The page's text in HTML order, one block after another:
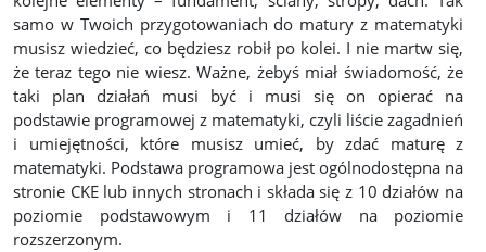
samo w Twoich przygotowaniach do matury z matematyki
musisz wiedzieć, co będziesz robił po kolei. I nie martw się,
że teraz tego nie wiesz. Ważne, żebyś miał świadomość, że
taki plan działań musi być i musi się on opierać na
podstawie programowej z matematyki, czyli liście zagadnień
i umiejętności, które musisz umieć, by zdać maturę z
matematyki. Podstawa programowa jest ogólnodostępna na
stronie CKE lub innych stronach i składa się z 10 działów na
poziomie podstawowym i 11 działów na poziomie
rozszerzonym.